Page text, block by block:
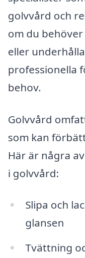
golvvård och
om du
eller
professionella
behov.
Golvvård
som kan
Här är några
i golvvård:
Slipa och
glansen
Tvättning